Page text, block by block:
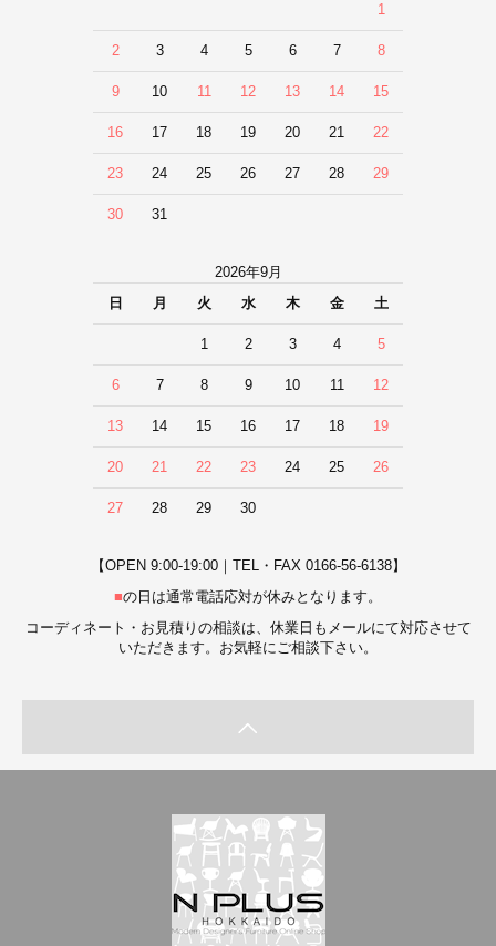
1
2 3 4 5 6 7 8
9 10 11 12 13 14 15
16 17 18 19 20 21 22
23 24 25 26 27 28 29
30 31
2026年9月
日
月 火 水 木 金 土
1 2 3 4 5
6 7 8 9 10 11 12
13 14 15 16 17 18 19
20 21 22 23 24 25 26
27 28 29 30
【OPEN 9:00-19:00｜TEL・FAX 0166-56-6138】
■の日は通常電話応対が休みとなります。
コーディネート・お見積りの相談は、休業日もメールにて対応させて
いただきます。お気軽にご相談下さい。